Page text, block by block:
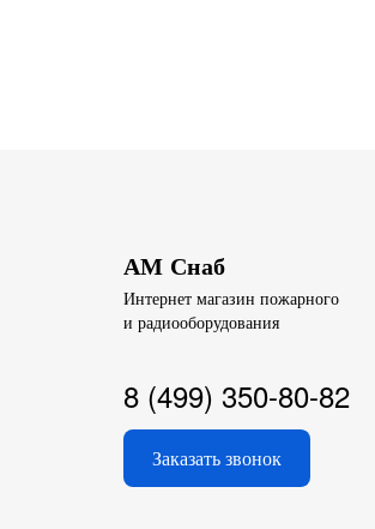
АМ Снаб
Интернет магазин пожарного
и радиооборудования
8 (499) 350-80-82
Заказать звонок